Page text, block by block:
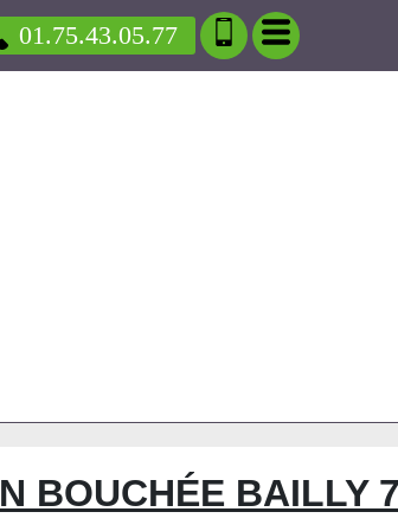
01.75.43.05.77
BOUCHÉE BAILLY